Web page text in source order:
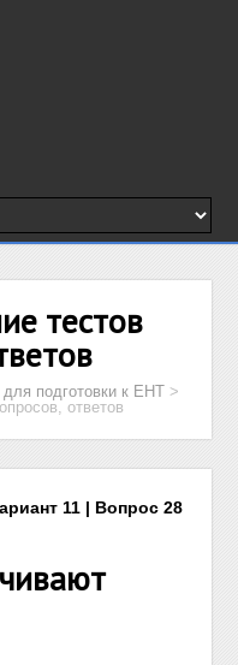
тестов
подготовки к ЕНТ >
ответов
11 | Вопрос 28